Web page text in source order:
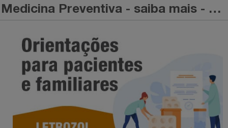
Medicina Preventiva - saiba mais - Folder Orientação Farmacêutica -LETROZOL